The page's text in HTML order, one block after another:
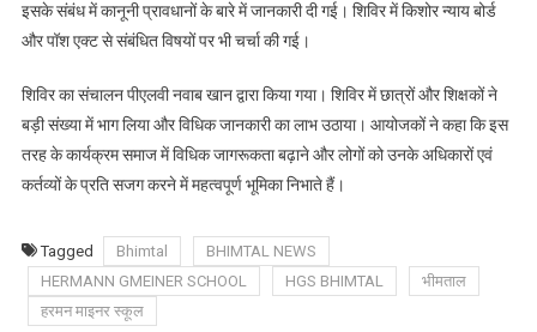
इसके संबंध में कानूनी प्रावधानों के बारे में जानकारी दी गई। शिविर में किशोर न्याय बोर्ड
और पॉश एक्ट से संबंधित विषयों पर भी चर्चा की गई।
शिविर का संचालन पीएलवी नवाब खान द्वारा किया गया। शिविर में छात्रों और शिक्षकों ने
बड़ी संख्या में भाग लिया और विधिक जानकारी का लाभ उठाया। आयोजकों ने कहा कि इस
तरह के कार्यक्रम समाज में विधिक जागरूकता बढ़ाने और लोगों को उनके अधिकारों एवं
कर्तव्यों के प्रति सजग करने में महत्वपूर्ण भूमिका निभाते हैं।
Tagged Bhimtal
BHIMTAL NEWS
HERMANN GMEINER SCHOOL
HGS BHIMTAL
भीमताल
हरमन माइनर स्कूल